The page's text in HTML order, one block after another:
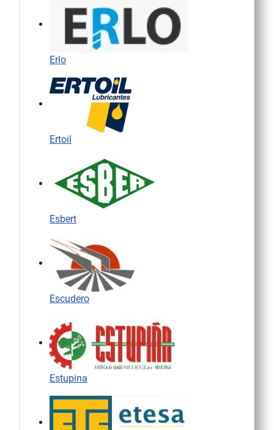
Erlo
Ertoil
Esbert
Escudero
Estupina